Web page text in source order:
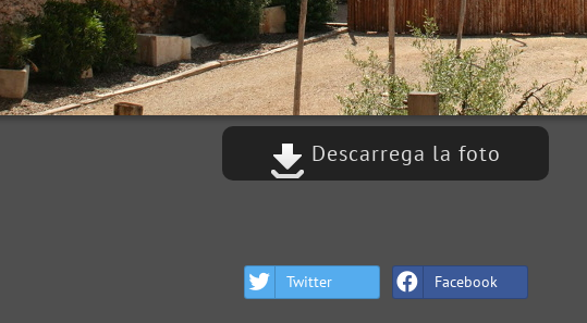
Descarrega la foto
Twitter Facebook